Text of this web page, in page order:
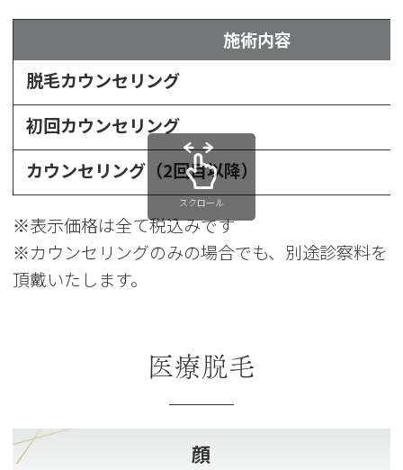
施術内容
脱毛カウンセリング
初回カウンセリング
カウンセリング（2回目以降）
※表示価格は全て税込みです
※カウンセリングのみの場合でも、別途診察料を
頂戴いたします。
スクロール
医療脱毛
顔